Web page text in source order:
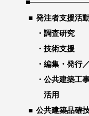
発注者支援活
調査研究
技術支援
編集・発行
公共建築工
活用
公共建築品確